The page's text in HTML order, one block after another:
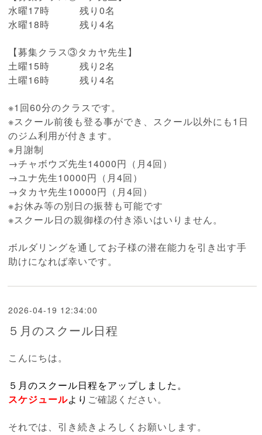
水曜17時 残り0名
水曜18時 残り4名
【募集クラス③タカヤ先生】
土曜15時 残り2名
土曜16時 残り4名
※1回60分のクラスです。
※スクール前後も登る事ができ、スクール以外にも1日
のジム利用が付きます。
※月謝制
→チャボウズ先生14000円（月4回）
→ユナ先生10000円（月4回）
→タカヤ先生10000円（月4回）
※お休み等の別日の振替も可能です
※スクール日の親御様の付き添いはいりません。
ボルダリングを通してお子様の潜在能力を引き出す手
助けになれば幸いです。
2026-04-19 12:34:00
５月のスクール日程
こんにちは。
５月のスクール日程をアップしました。
スケジュールより ご確認ください。
それでは、引き続きよろしくお願いします。